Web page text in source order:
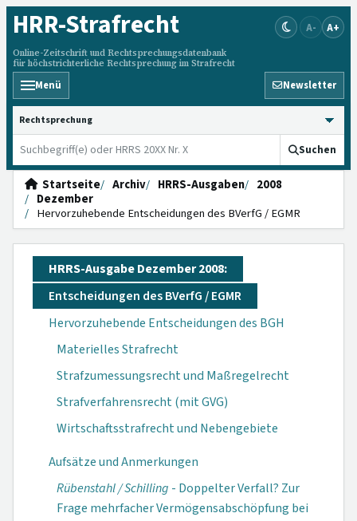
HRR-Strafrecht
Online-Zeitschrift und Rechtsprechungsdatenbank
für höchstrichterliche Rechtsprechung im Strafrecht
A- A+
Menü Newsletter
HRRS durchsuchen
Suchen
Startseite Archiv HRRS-Ausgaben
2008
Dezember
Hervorzuhebende Entscheidungen des BVerfG / EGMR
HRRS-Ausgabe Dezember 2008:
Entscheidungen des BVerfG / EGMR
Hervorzuhebende Entscheidungen des BGH
Materielles Strafrecht
Strafzumessungsrecht und Maßregelrecht
Strafverfahrensrecht (mit GVG)
Wirtschaftsstrafrecht und Nebengebiete
Aufsätze und Anmerkungen
Rübenstahl / Schilling - Doppelter Verfall? Zur
Frage mehrfacher Vermögensabschöpfung bei